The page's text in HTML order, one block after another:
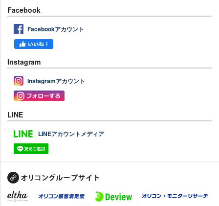
Facebook
Facebookアカウント
Instagram
Instagramアカウント
LINE
LINEアカウントメディア